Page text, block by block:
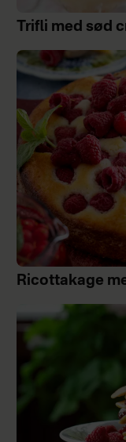
Trifli med sød
Ricottakage